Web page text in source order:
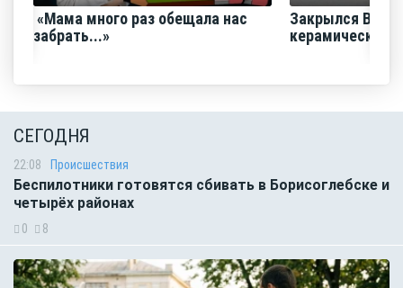
«Мама много раз обещала нас
забрать...»
Закрылся
керамический
СЕГОДНЯ
22:08 Происшествия
Беспилотники готовятся сбивать в Борисоглебске и
четырёх районах
0 8